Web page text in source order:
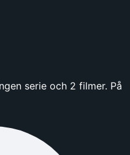
serie och 2 filmer. På